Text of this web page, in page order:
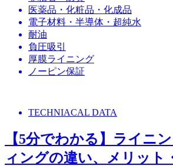
医薬品・化粧品・化成品
電子材料・半導体・超純水
耐油
負圧吸引
厚膜ライニング
ノーピン保証
TECHNIACAL DATA
【5分でわかる】ライニ
ィングの違い、メリット